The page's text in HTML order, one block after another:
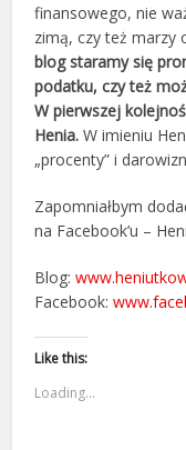
finansowego, nie
zimą, czy też marzy
blog staramy się
podatku, czy też
W pierwszej
Henia. W imieniu
„procenty” i
Zapomniałbym
na Facebook’u –
Blog:
Facebook:
Like this:
Loading...